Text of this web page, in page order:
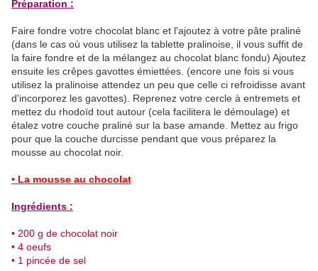
Préparation :
Faire fondre votre chocolat blanc et l'ajoutez à votre pâte praliné
(dans le cas où vous utilisez la tablette pralinoise, il vous suffit de
la faire fondre et de la mélangez au chocolat blanc fondu) Ajoutez
ensuite les crêpes gavottes émiettées. (encore une fois si vous
utilisez la pralinoise attendez un peu que celle ci refroidisse avant
d'incorporez les gavottes). Reprenez votre cercle à entremets et
mettez du rhodoïd tout autour (cela facilitera le démoulage) et
étalez votre couche praliné sur la base amande. Mettez au frigo
pour que la couche durcisse pendant que vous préparez la
mousse au chocolat noir.
• La mousse au chocolat
Ingrédients :
• 200 g de chocolat noir
• 4 oeufs
• 1 pincée de sel